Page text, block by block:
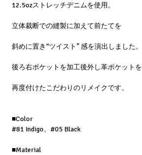
12.5ozストレッチデニムを使用。
立体裁断での縫製に加えて前たてを
斜めに置き“ツイスト” 感を演出しました。
後ろ右ポケットを加工後外し革ポケットを
再度付けたこだわりのリメイクです。
■Color
#81 Indigo、#05 Black
■Material